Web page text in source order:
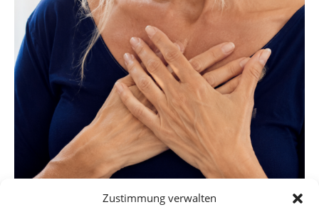
Zustimmung verwalten